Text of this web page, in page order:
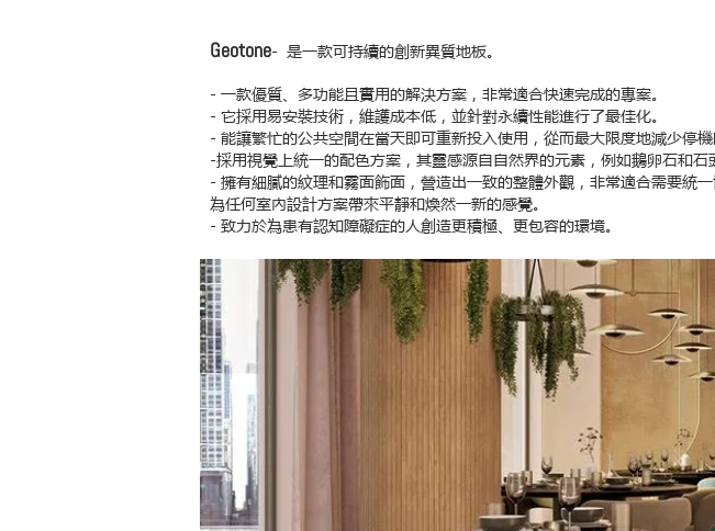
Geotone- 是一款可持續的創新異質地板。
- 一款優質、多功能且實用的解決方案，非常適合快速完成的專案。
- 它採用易安裝技術，維護成本低，並針對永續性能進行了最佳化。
- 能讓繁忙的公共空間在當天即可重新投入使用，從而最大限度地減少停機
-採用視覺上統一的配色方案，其靈感源自自然界的元素，例如鵝卵石和石
- 擁有細膩的紋理和霧面飾面，營造出一致的整體外觀，非常適合需要統
為任何室內設計方案帶來平靜和煥然一新的感覺。
- 致力於為患有認知障礙症的人創造更積極、更包容的環境。